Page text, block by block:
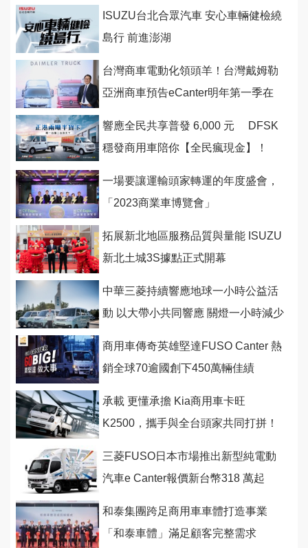
ISUZU台北合眾汽車 安心車輛健檢繞
島行 前進澎湖
台灣商車電動化領頭羊！台灣戴姆勒
亞洲商車預告eCanter明年第一季在
響應全民共享普發 6,000 元 DFSK
穩發商用車陪你【全民瘋現金】！
一場要讓運輸頭家轉運的年度盛會，
「2023商業車博覽會」
拓展新北地區服務品質與量能 ISUZU
新北土城3S據點正式開幕
中華三菱持續響應地球一小時公益活
動 以大帶小共同響應 關燈一小時減少
商用車傳奇英雄堅達FUSO Canter 熱
銷全球70逾國創下450萬輛佳績
承載 更懂承擔 Kia商用車卡旺
K2500，攜手與全台頭家共同打拼！
三菱FUSO日本市場推出新型純電動
汽車e Canter報價新台幣318 萬起
和泰集團跨足商用車車體打造事業
「和泰車體」滿足顧客完整需求